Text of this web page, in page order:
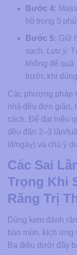
Bước 4:
hồ trong 5
Bước 5: Giữ
sạch. Lưu ý:
không để quá
trước khi
Các phương pháp
nhà đều đơn giản,
cách. Để đạt hiệu
đều đặn 2–3 lần/
lít/ngày) và chú ý
Các Sai
Trọng Khi
Răng Trị
Dùng kem đánh
bào mòn, kích ứng
Ba điều dưới đây